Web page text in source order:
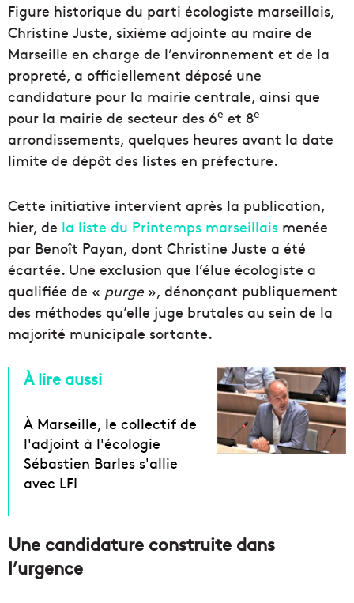
Figure historique du parti écologiste marseillais,
Christine Juste, sixième adjointe au maire de
Marseille en charge de l’environnement et de la
propreté, a officiellement déposé une
candidature pour la mairie centrale, ainsi que
pour la mairie de secteur des 6e et 8e
arrondissements, quelques heures avant la date
limite de dépôt des listes en préfecture.
Cette initiative intervient après la publication,
hier, de la liste du Printemps marseillais menée
par Benoît Payan, dont Christine Juste a été
écartée. Une exclusion que l’élue écologiste a
qualifiée de « purge», dénonçant publiquement
des méthodes qu’elle juge brutales au sein de la
majorité municipale sortante.
À lire aussi
À Marseille, le collectif de
l'adjoint à l'écologie
Sébastien Barles s'allie
avec LFI
Une candidature construite dans
l’urgence